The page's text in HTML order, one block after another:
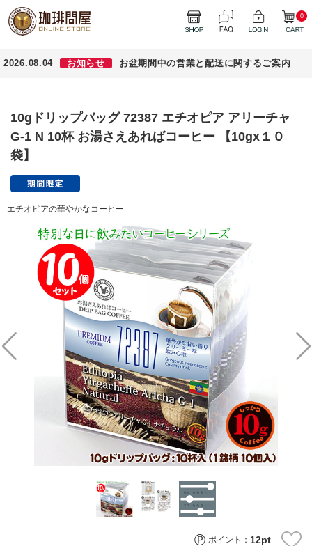
0
2026.08.04 お知らせ お盆期間中の営業と配送に関するご案内
10gドリップバッグ 72387 エチオピア アリーチャ
G-1 N 10杯 お湯さえあればコーヒー 【10gx１０
袋】
エチオピアの華やかなコーヒー
ポイント： 12pt